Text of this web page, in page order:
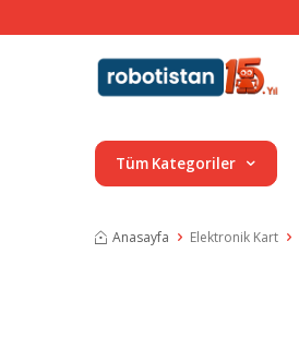
Tüm Kategoriler
Anasayfa Elektronik Kart